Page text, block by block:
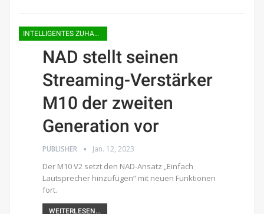
INTELLIGENTES ZUHAUSE
NAD stellt seinen
Streaming-Verstärker
M10 der zweiten
Generation vor
PUBLISHER Jan. 12, 2023
Der M10 V2 setzt den NAD-Ansatz „Einfach
Lautsprecher hinzufügen“ mit neuen Funktionen
fort.
WEITERLESEN...